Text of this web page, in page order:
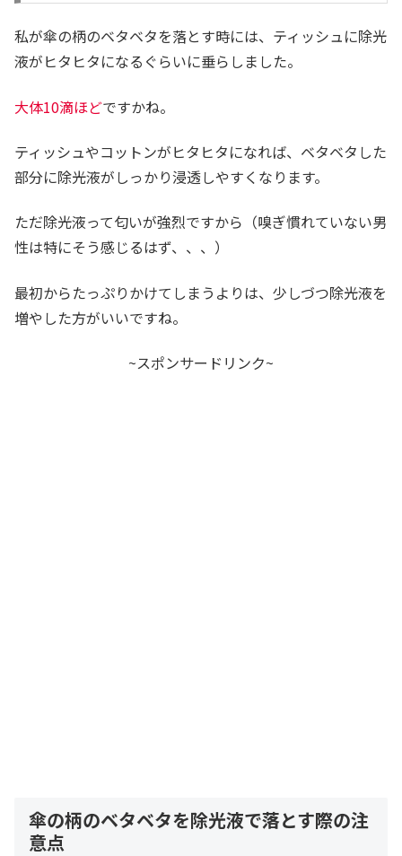
私が傘の柄のベタベタを落とす時には、ティッシュに除光
液がヒタヒタになるぐらいに垂らしました。
大体10滴ほどですかね。
ティッシュやコットンがヒタヒタになれば、ベタベタした
部分に除光液がしっかり浸透しやすくなります。
ただ除光液って匂いが強烈ですから（嗅ぎ慣れていない男
性は特にそう感じるはず、、、）
最初からたっぷりかけてしまうよりは、少しづつ除光液を
増やした方がいいですね。
~スポンサードリンク~
傘の柄のベタベタを除光液で落とす際の注
意点